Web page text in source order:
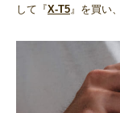
して『X-T5』を買い